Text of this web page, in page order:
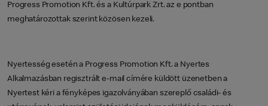
Progress Promotion Kft. és a Kultúrpark Zrt. az e pontban
meghatározottak szerint közösen kezeli.
Nyertesség esetén a Progress Promotion Kft. a Nyertes
Alkalmazásban regisztrált e-mail címére küldött üzenetben a
Nyertest kéri a fényképes igazolványában szereplő családi- és